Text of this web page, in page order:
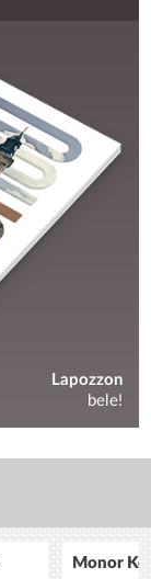
Lapozzon
bele!
Monor